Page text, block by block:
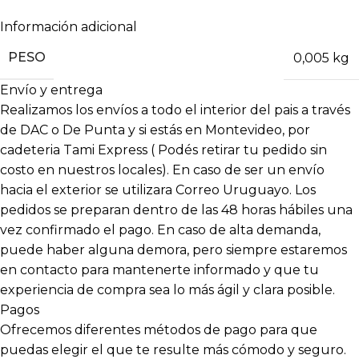
Información adicional
PESO
0,005 kg
Envío y entrega
Realizamos los envíos a todo el interior del pais a través
de DAC o De Punta y si estás en Montevideo, por
cadeteria Tami Express ( Podés retirar tu pedido sin
costo en nuestros locales). En caso de ser un envío
hacia el exterior se utilizara Correo Uruguayo. Los
pedidos se preparan dentro de las 48 horas hábiles una
vez confirmado el pago. En caso de alta demanda,
puede haber alguna demora, pero siempre estaremos
en contacto para mantenerte informado y que tu
experiencia de compra sea lo más ágil y clara posible.
Pagos
Ofrecemos diferentes métodos de pago para que
puedas elegir el que te resulte más cómodo y seguro.